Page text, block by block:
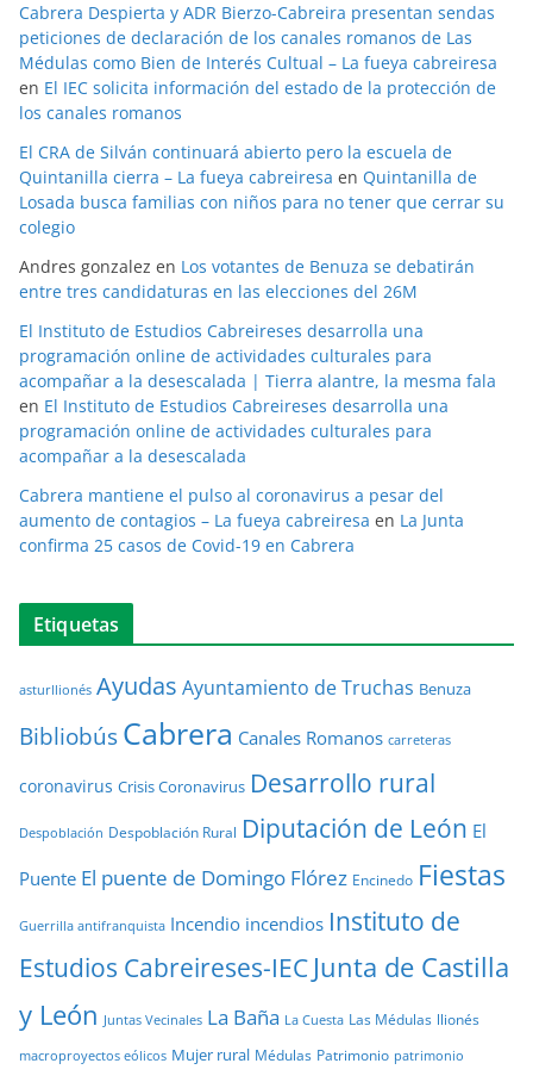
Cabrera Despierta y ADR Bierzo-Cabreira presentan sendas
peticiones de declaración de los canales romanos de Las
Médulas como Bien de Interés Cultual – La fueya cabreiresa
en El IEC solicita información del estado de la protección de
los canales romanos
El CRA de Silván continuará abierto pero la escuela de
Quintanilla cierra – La fueya cabreiresa en Quintanilla de
Losada busca familias con niños para no tener que cerrar su
colegio
Andres gonzalez en Los votantes de Benuza se debatirán
entre tres candidaturas en las elecciones del 26M
El Instituto de Estudios Cabreireses desarrolla una
programación online de actividades culturales para
acompañar a la desescalada | Tierra alantre, la mesma fala
en El Instituto de Estudios Cabreireses desarrolla una
programación online de actividades culturales para
acompañar a la desescalada
Cabrera mantiene el pulso al coronavirus a pesar del
aumento de contagios – La fueya cabreiresa en La Junta
confirma 25 casos de Covid-19 en Cabrera
Etiquetas
asturllionés Ayudas Ayuntamiento de Truchas Benuza
BibliobúsCabrera Canales Romanos carreteras
coronavirus Crisis Coronavirus Desarrollo rural
Despoblación Despoblación Rural Diputación de León El
Puente El puente de Domingo Flórez Encinedo Fiestas
Guerrilla antifranquista Incendio incendios Instituto de
Estudios Cabreireses-IEC Junta de Castilla
y León Juntas Vecinales La Baña La Cuesta Las Médulas llionés
macroproyectos eólicos Mujer rural Médulas Patrimonio patrimonio